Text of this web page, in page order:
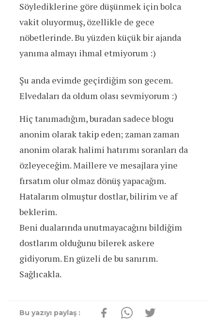
Bu yazıyı paylaş :
Söylediklerine göre düşünmek için bolca
vakit oluyormuş, özellikle de gece
nöbetlerinde. Bu yüzden küçük bir ajanda
yanıma almayı ihmal etmiyorum :)
Şu anda evimde geçirdiğim son gecem.
Elvedaları da oldum olası sevmiyorum :)
Hiç tanımadığım, buradan sadece blogu
anonim olarak takip eden; zaman zaman
anonim olarak halimi hatırımı soranları da
özleyeceğim. Maillere ve mesajlara yine
fırsatım olur olmaz dönüş yapacağım.
Hatalarım olmuştur dostlar, bilirim ve af
beklerim.
Beni dualarında unutmayacağını bildiğim
dostlarım olduğunu bilerek askere
gidiyorum. En güzeli de bu sanırım.
Sağlıcakla.